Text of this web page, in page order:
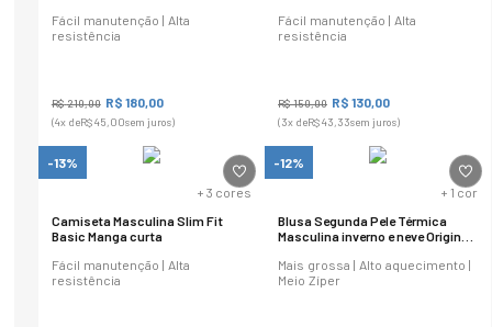
Fácil manutenção | Alta
resistência
R$210,00 R$ 180, 00
(4x deR$45,00sem juros)
Fácil manutenção | Alta
resistência
R$150,00 R$ 130 00
(3x deR$43,33sem juros)
-13%
+ 3 cores
Camiseta Masculina Slim Fit
Basic Manga curta
Fácil manutenção | Alta
resistência
-12%
+ 1 cor
Blusa Segunda Pele Térmica
Masculina inverno e neve Original
Mais grossa | Alto aquecimento |
Meio Zíper